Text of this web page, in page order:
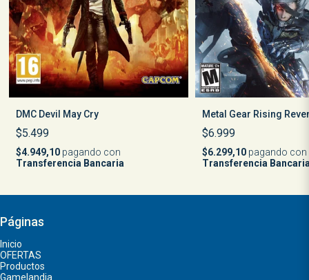
DMC Devil May Cry
$5.499
$4.949,10pagando con
Transferencia Bancaria
Metal Gear Rising
$6.999
$6.299,10 pagando con
Transferencia
Páginas
Inicio
OFERTAS
Productos
Gamelandia